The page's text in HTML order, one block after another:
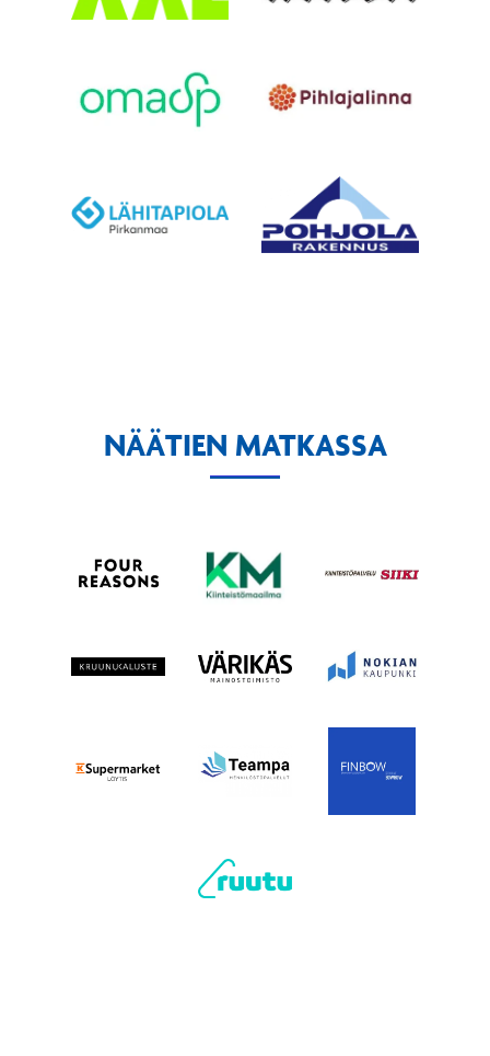
NÄÄTIEN MATKASSA